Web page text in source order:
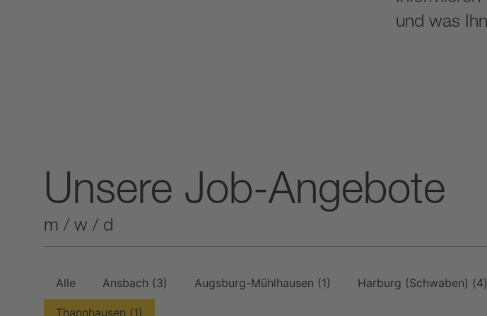
und was
Unsere Job-Angebote
m / w / d
Alle Ansbach (3) Augsburg-Mühlhausen (1) Harburg (Schwaben) (4)
Thannhausen (1)